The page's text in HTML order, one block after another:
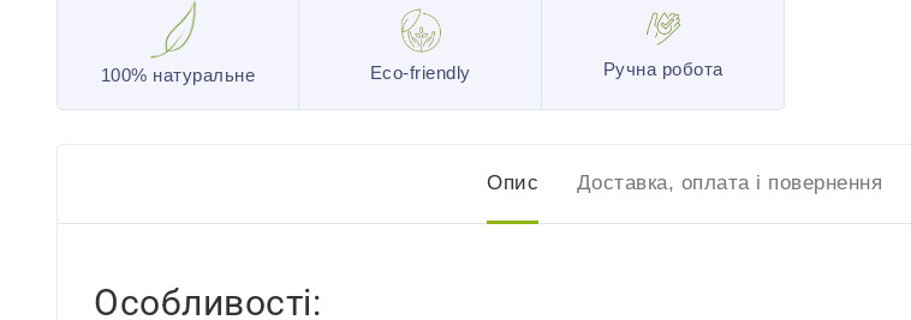
100% натуральне Eco-friendly Ручна робота
Опис Доставка, оплата і повернення
Особливості: